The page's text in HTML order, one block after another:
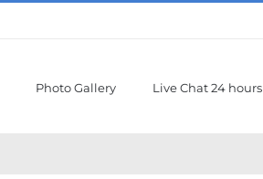
Photo Gallery Live Chat 24 hours